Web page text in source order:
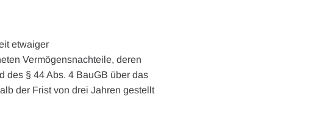
etwaiger
Vermögensnachteile, deren
des § 44 Abs. 4 BauGB über das
der Frist von drei Jahren gestellt